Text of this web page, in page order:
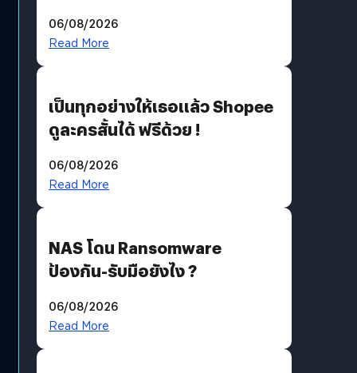
?
06/08/2026
Read More
เป็นทุกอย่างให้เธอแล้ว Shopee
ดูละครสั้นได้ ฟรีด้วย !
06/08/2026
Read More
NAS โดน Ransomware
ป้องกัน-รับมือยังไง ?
06/08/2026
Read More